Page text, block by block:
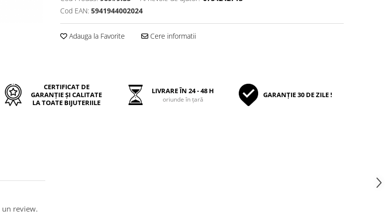
Cod EAN: 5941944002024
Adauga la Favorite Cere informatii
CERTIFICAT DE
GARANȚIE ȘI CALITATE
LA TOATE BIJUTERIILE
LIVRARE ÎN 24 - 48 H
oriunde în țară GARANȚIE 30 DE ZILE !
review.